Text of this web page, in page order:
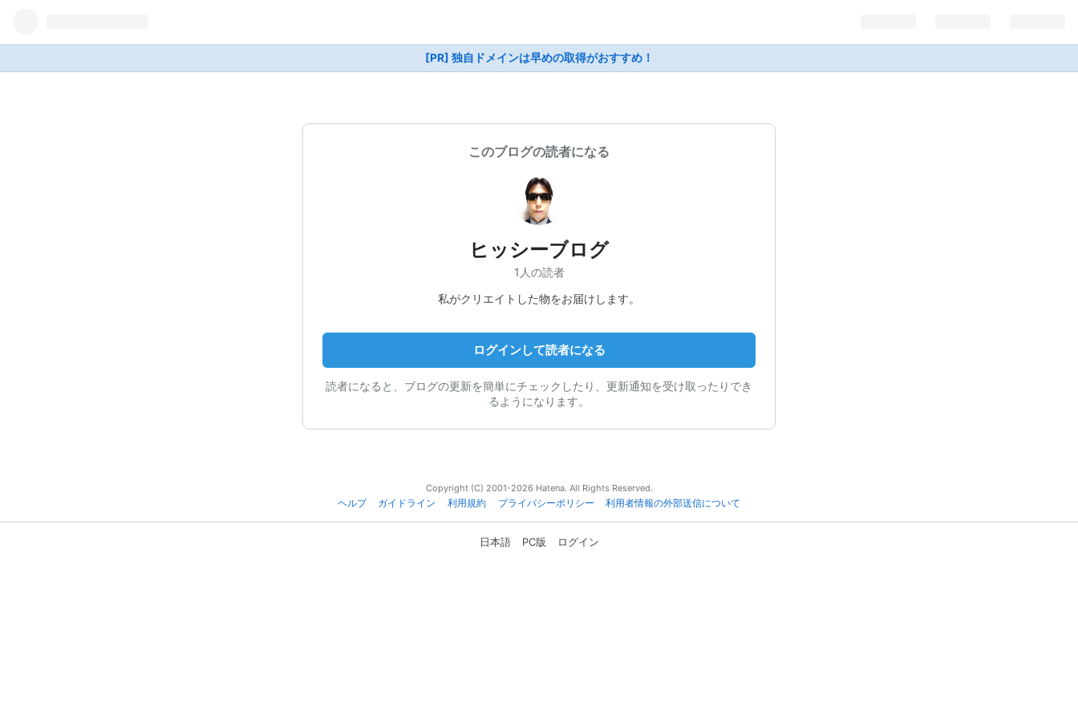
[PR] 独自ドメインは早めの取得がおすすめ！
このブログの読者になる
ヒッシーブログ
1人の読者
私がクリエイトした物をお届けします。
ログインして読者になる
読者になると、ブログの更新を簡単にチェックしたり、更新通知を受け取ったりでき
るようになります。
Copyright (C) 2001-2026 Hatena. All Rights Reserved.
ヘルプ
ガイドライン 利用規約 プライバシーポリシー 利用者情報の外部送信について
日本語 PC版 ログイン